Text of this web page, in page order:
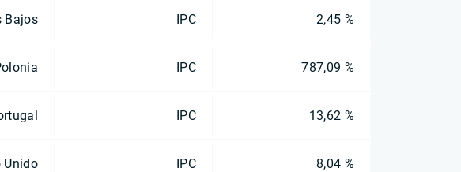
Bajos IPC 2,45 %
IPC 787,09 %
IPC 13,62 %
Unido IPC 8,04 %